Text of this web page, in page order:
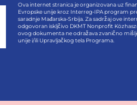
Ova internet stranica je organizovana uz
Evropske unije kroz Interreg-IPA program
saradnje Mađarska-Srbija. Za sadržaj ove
odgovoran iskljčivo DKMT Nonprofit
ovog dokumenta ne odražava zvanično
unije i/ili Upravljačkog tela Programa.